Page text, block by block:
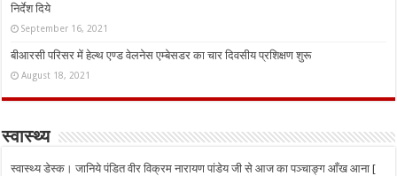
निर्देश दिये
September 16, 2021
बीआरसी परिसर में हेल्थ एण्ड वेलनेस एम्बेसडर का चार दिवसीय प्रशिक्षण शुरू
August 18, 2021
स्वास्थ्य
स्वास्थ्य डेस्क। जानिये पंडित वीर विक्रम नारायण पांडेय जी से आज का पञ्चाङ्ग आँख आना [